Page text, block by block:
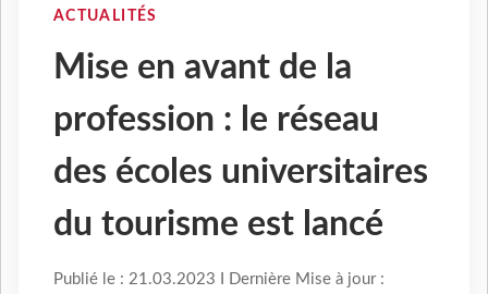
ACTUALITÉS
Mise en avant de la
profession : le réseau
des écoles universitaires
du tourisme est lancé
Publié le : 21.03.2023 I Dernière Mise à jour :